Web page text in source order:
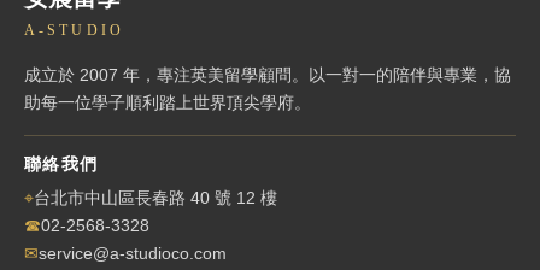
A-STUDIO
成立於 2007 年，專注英美留學顧問。以一對一的陪伴與專業，協
助每一位學子順利踏上世界頂尖學府。
聯絡我們
⌖台北市中山區長春路 40 號 12 樓
☎02-2568-3328
✉service@a-studioco.com